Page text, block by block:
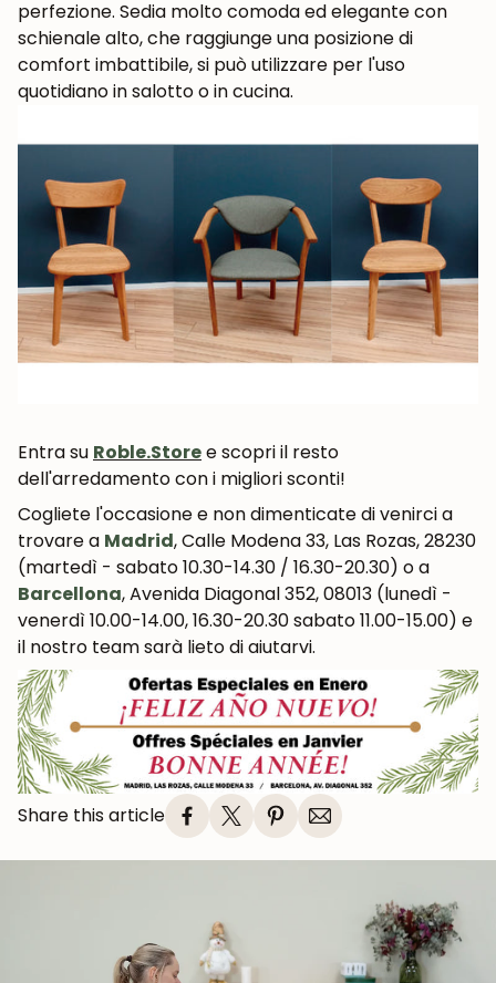
perfezione. Sedia molto comoda ed elegante con
schienale alto, che raggiunge una posizione di
comfort imbattibile, si può utilizzare per l'uso
quotidiano in salotto o in cucina.
Entra su Roble.Storee scopri il resto
dell'arredamento con i migliori sconti!
Cogliete l'occasione e non dimenticate di venirci a
trovarea Madrid,Calle Modena 33, Las Rozas, 28230
(martedì - sabato 10.30-14.30 / 16.30-20.30) o a
Barcellona, Avenida Diagonal 352, 08013 (lunedì -
venerdì 10.00-14.00, 16.30-20.30 sabato 11.00-15.00) e
il nostro team sarà lieto di aiutarvi.
Share this article
UNISCITI ALLA NOSTRA
COMMUNITY
Ottieni uno sconto del 5%.
Iscrivermi